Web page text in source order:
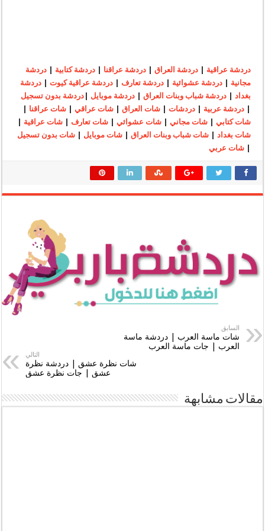
دردشة عراقية دردشة العراق |دردشة عراقنا دردشة كتابية |دردشة
مجانية |دردشة عشوائية |دردشة تعارف |دردشة عراقية كيوت |دردشة
بغداد
|دردشة شباب وبنات العراق |دردشة موبايل |دردشة بدون تسجيل
|دردشة عربية |دردشات |شات العراق |شات عراقي |شات عراقنا
شات كتابي |شات مجاني |شات عشوائي |شات تعارف |شات عراقية
شات بغداد |شات شباب وبنات العراق |شات موبايل |شات بدون تسجيل
|شات عربي
السابق
شات ماسة العرب | دردشة ماسة
العرب | جات ماسة العرب
التالي
شات نظرة عشق | دردشة نظرة
عشق | جات نظرة عشق
مقالات مشابهة